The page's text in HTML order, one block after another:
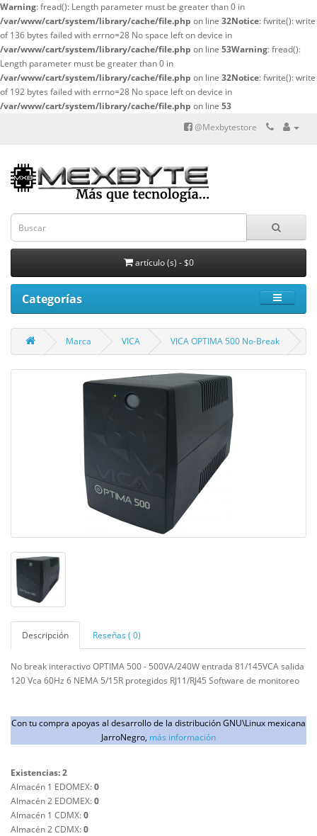
Warning: fread(): Length parameter must be greater than 0 in
/var/www/cart/system/library/cache/file.php on line 32Notice: fwrite(): write
of 136 bytes failed with errno=28 No space left on device in
/var/www/cart/system/library/cache/file.php on line 53Warning: fread():
Length parameter must be greater than 0 in
/var/www/cart/system/library/cache/file.php on line 32Notice: fwrite(): write
of 192 bytes failed with errno=28 No space left on device in
/var/www/cart/system/library/cache/file.php on line 53
@Mexbytestore
artículo (s) - $0
Categorías
Marca VICA VICA OPTIMA 500 No-Break
Descripción Reseñas ( 0)
No break interactivo OPTIMA 500 - 500VA/240W entrada 81/145VCA salida
120 Vca 60Hz 6 NEMA 5/15R protegidos RJ11/RJ45 Software de monitoreo
Con tu compra apoyas al desarrollo de la distribución GNU\Linux mexicana
JarroNegro, más información
Existencias: 2
Almacén 1 EDOMEX:0
Almacén 2 EDOMEX:0
Almacén 1 CDMX:0
Almacén 2 CDMX:0